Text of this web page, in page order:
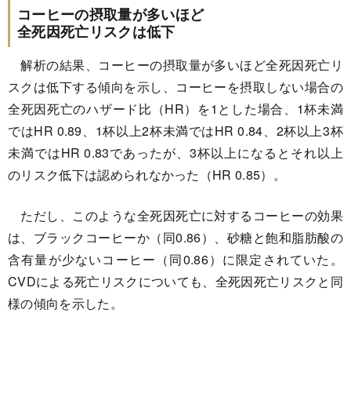
コーヒーの摂取量が多いほど
全死因死亡リスクは低下
解析の結果、コーヒーの摂取量が多いほど全死因死亡リ
スクは低下する傾向を示し、コーヒーを摂取しない場合の
全死因死亡のハザード比（HR）を1とした場合、1杯未満
ではHR 0.89、1杯以上2杯未満ではHR 0.84、2杯以上3杯
未満ではHR 0.83であったが、3杯以上になるとそれ以上
のリスク低下は認められなかった（HR 0.85）。
ただし、このような全死因死亡に対するコーヒーの効果
は、ブラックコーヒーか（同0.86）、砂糖と飽和脂肪酸の
含有量が少ないコーヒー（同0.86）に限定されていた。
CVDによる死亡リスクについても、全死因死亡リスクと同
様の傾向を示した。